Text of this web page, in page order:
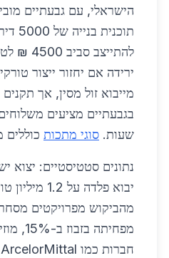
להתייצב
ירידה אם יחזור ייצור
מייבוא זול מסין, אך
שעות. סוגי מתכות כוללים
מפחיתה